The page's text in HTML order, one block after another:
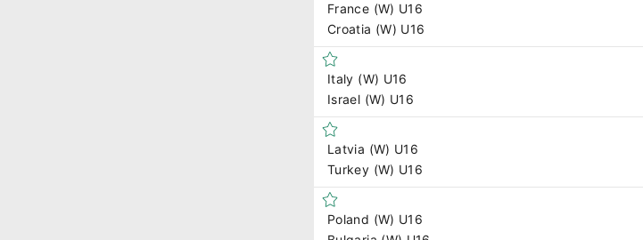
France (W) U16
Croatia (W) U16
Italy (W) U16
Israel (W) U16
Latvia (W) U16
Turkey (W) U16
Poland (W) U16